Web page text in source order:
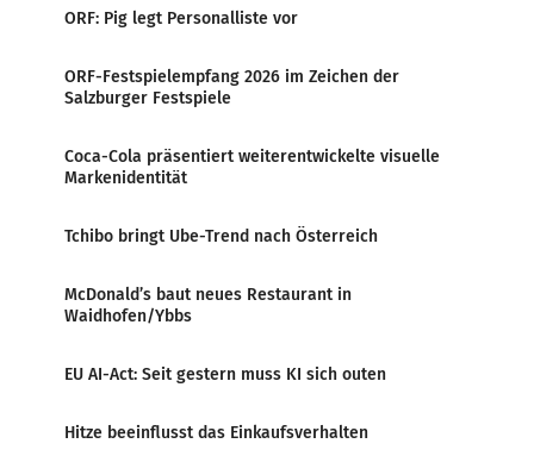
ORF: Pig legt Personalliste vor
ORF-Festspielempfang 2026 im Zeichen der
Salzburger Festspiele
Coca-Cola präsentiert weiterentwickelte visuelle
Markenidentität
Tchibo bringt Ube-Trend nach Österreich
McDonald’s baut neues Restaurant in
Waidhofen/Ybbs
EU AI-Act: Seit gestern muss KI sich outen
Hitze beeinflusst das Einkaufsverhalten